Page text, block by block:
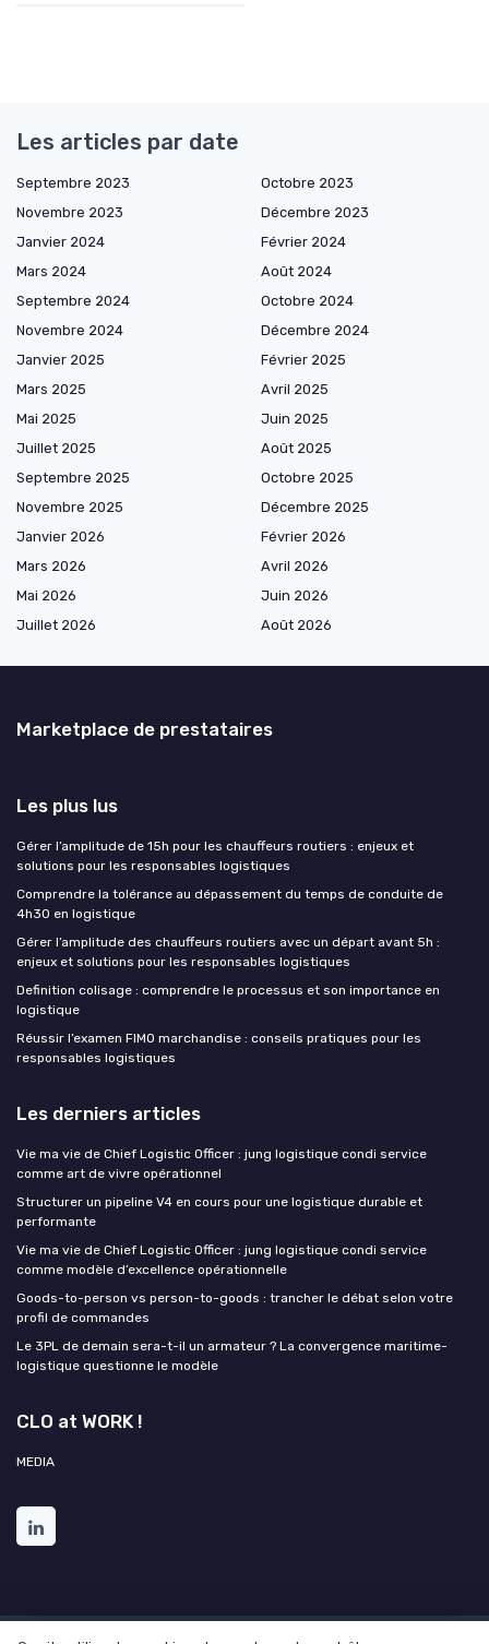
Les articles par date
Septembre 2023
Octobre 2023
Novembre 2023
Décembre 2023
Janvier 2024
Février 2024
Mars 2024
Août 2024
Septembre 2024
Octobre 2024
Novembre 2024
Décembre 2024
Janvier 2025
Février 2025
Mars 2025
Avril 2025
Mai 2025
Juin 2025
Juillet 2025
Août 2025
Septembre 2025
Octobre 2025
Novembre 2025
Décembre 2025
Janvier 2026
Février 2026
Mars 2026
Avril 2026
Mai 2026
Juin 2026
Juillet 2026
Août 2026
Marketplace de prestataires
Les plus lus
Gérer l’amplitude de 15h pour les chauffeurs routiers : enjeux et
solutions pour les responsables logistiques
Comprendre la tolérance au dépassement du temps de conduite de
4h30 en logistique
Gérer l’amplitude des chauffeurs routiers avec un départ avant 5h :
enjeux et solutions pour les responsables logistiques
Definition colisage : comprendre le processus et son importance en
logistique
Réussir l’examen FIMO marchandise : conseils pratiques pour les
responsables logistiques
Les derniers articles
Vie ma vie de Chief Logistic Officer : jung logistique condi service
comme art de vivre opérationnel
Structurer un pipeline V4 en cours pour une logistique durable et
performante
Vie ma vie de Chief Logistic Officer : jung logistique condi service
comme modèle d’excellence opérationnelle
Goods-to-person vs person-to-goods : trancher le débat selon votre
profil de commandes
Le 3PL de demain sera-t-il un armateur ? La convergence maritime-
logistique questionne le modèle
CLO at WORK !
MEDIA